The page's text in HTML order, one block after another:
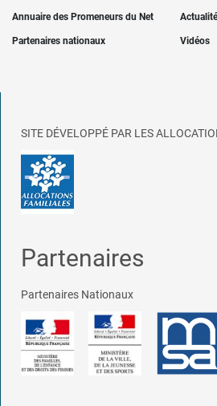
Annuaire des Promeneurs du Net
Partenaires nationaux Vidéos
SITE DÉVELOPPÉ PAR LES
Partenaires
Partenaires Nationaux